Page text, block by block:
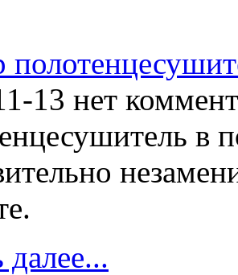
13 нет
в
далее...